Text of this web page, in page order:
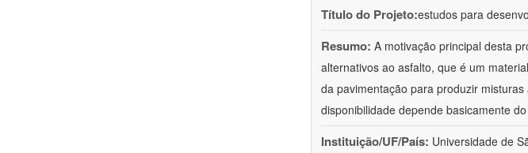
Título do Projeto:estudos para
Resumo: A motivação principal desta
alternativos ao asfalto, que é um
da pavimentação para produzir
disponibilidade depende basicamente
Instituição/UF/País: Universidade de